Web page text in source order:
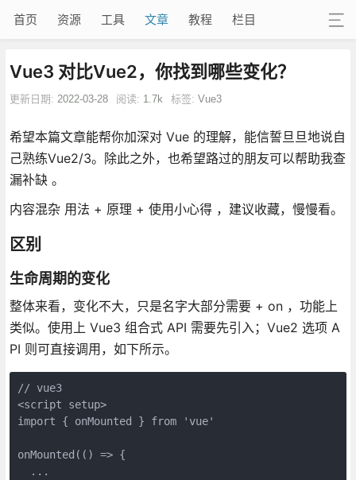
首页 资源 工具 文章 教程 栏目
Vue3 对比Vue2，你找到哪些变化？
更新日期: 2022-03-28 阅读: 1.7k 标签: Vue3
希望本篇文章能帮你加深对 Vue 的理解，能信誓旦旦地说自
己熟练Vue2/3。除此之外，也希望路过的朋友可以帮助我查
漏补缺 。
内容混杂 用法 + 原理 + 使用小心得 ，建议收藏，慢慢看。
区别
生命周期的变化
整体来看，变化不大，只是名字大部分需要 + on ，功能上
类似。使用上 Vue3 组合式 API 需要先引入；Vue2 选项 A
PI 则可直接调用，如下所示。
// vue3
<script setup>
import { onMounted } from 'vue'
onMounted(() => {
  ...